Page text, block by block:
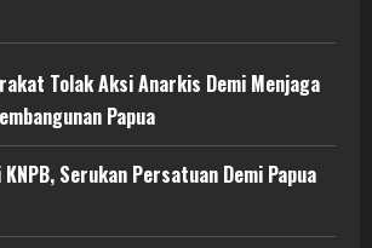
Tolak Aksi Anarkis Demi Menjaga
Papua
Serukan Persatuan Demi Papua